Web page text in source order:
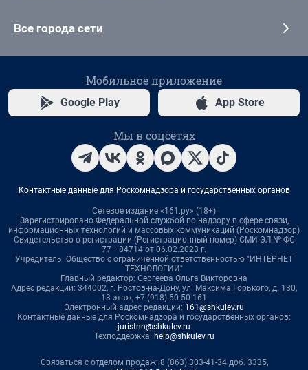
Все города сети
Мобильное приложение
Google Play App Store
Мы в соцсетях
Контактные данные для Роскомнадзора и государственных органов
Сетевое издание «161.ру» (18+)
Зарегистрировано Федеральной службой по надзору в сфере связи,
информационных технологий и массовых коммуникаций (Роскомнадзор)
Свидетельство о регистрации (Регистрационный номер) СМИ ЭЛ № ФС
77– 84714 от 06.02.2023 г.
Учредитель: Общество с ограниченной ответственностью "ИНТЕРНЕТ
ТЕХНОЛОГИИ"
Главный редактор: Сергеева Ольга Викторовна
Адрес редакции: 344002, г. Ростов-на-Дону, ул. Максима Горького, д. 130,
13 этаж, +7 (918) 50-50-161
Электронный адрес редакции: 161@shkulev.ru
Контактные данные для Роскомнадзора и государственных органов:
juristnn@shkulev.ru
Техподдержка: help@shkulev.ru
Связаться с отделом продаж: 8 (863) 303-41-34 доб. 3335,